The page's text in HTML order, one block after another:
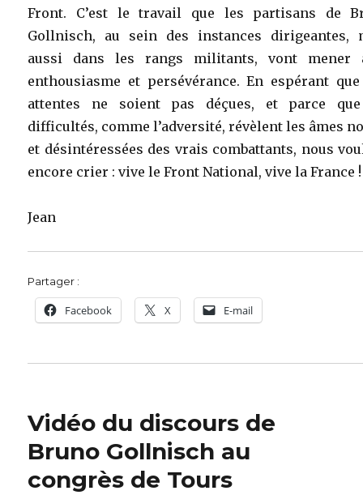
Front. C’est le travail que les partisans de
Gollnisch, au sein des instances dirigeantes,
aussi dans les rangs militants, vont mener
enthousiasme et persévérance. En espérant
attentes ne soient pas déçues, et parce
difficultés, comme l’adversité, révèlent les âmes
et désintéressées des vrais combattants, nous
encore crier : vive le Front National, vive la France !
Jean
Partager :
Facebook X E-mail
Vidéo du discours de
Bruno Gollnisch au
congrès de Tours